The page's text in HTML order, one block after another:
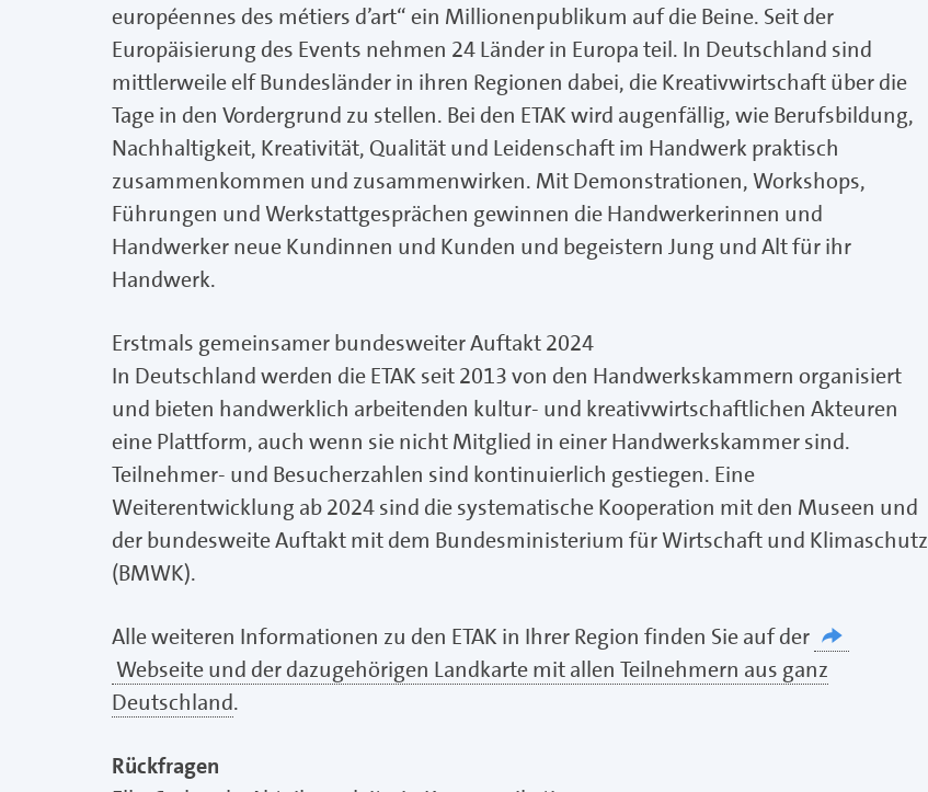
européennes des métiers d’art“ ein Millionenpublikum auf die Beine. Seit der
Europäisierung des Events nehmen 24 Länder in Europa teil. In Deutschland sind
mittlerweile elf Bundesländer in ihren Regionen dabei, die Kreativwirtschaft über die
Tage in den Vordergrund zu stellen. Bei den ETAK wird augenfällig, wie Berufsbildung,
Nachhaltigkeit, Kreativität, Qualität und Leidenschaft im Handwerk praktisch
zusammenkommen und zusammenwirken. Mit Demonstrationen, Workshops,
Führungen und Werkstattgesprächen gewinnen die Handwerkerinnen und
Handwerker neue Kundinnen und Kunden und begeistern Jung und Alt für ihr
Handwerk.
Erstmals gemeinsamer bundesweiter Auftakt 2024
In Deutschland werden die ETAK seit 2013 von den Handwerkskammern organisiert
und bieten handwerklich arbeitenden kultur- und kreativwirtschaftlichen Akteuren
eine Plattform, auch wenn sie nicht Mitglied in einer Handwerkskammer sind.
Teilnehmer- und Besucherzahlen sind kontinuierlich gestiegen. Eine
Weiterentwicklung ab 2024 sind die systematische Kooperation mit den Museen und
der bundesweite Auftakt mit dem Bundesministerium für Wirtschaft und Klimaschutz
(BMWK).
Alle weiteren Informationen zu den ETAK in Ihrer Region finden Sie auf der
Webseite und der dazugehörigen Landkarte mit allen Teilnehmern aus ganz
Deutschland.
Rückfragen